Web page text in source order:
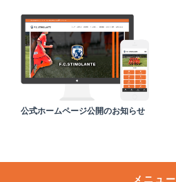
公式ホームページ公開のお知らせ
メニュー